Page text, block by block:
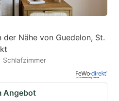
der Nähe von Guedelon, St.
Schlafzimmer
Angebot